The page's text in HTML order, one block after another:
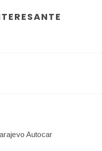
Autocar